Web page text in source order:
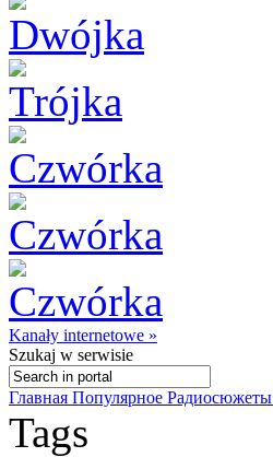
Kanały internetowe »
Szukaj w serwisie
Главная Популярное Радиосюжеты
Tags